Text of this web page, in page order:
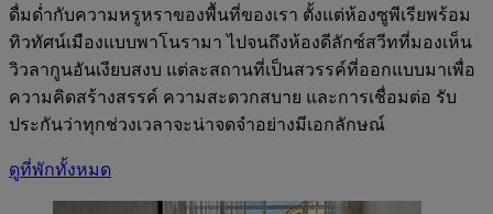
ดื่มด่ำกับความหรูหราของพื้นที่ของเรา ตั้งแต่ห้องซูพีเรียพร้อม
ทิวทัศน์เมืองแบบพาโนรามา ไปจนถึงห้องดีลักซ์สวีทที่มองเห็น
วิวลากูนอันเงียบสงบ แต่ละสถานที่เป็นสวรรค์ที่ออกแบบมาเพื่อ
ความคิดสร้างสรรค์ ความสะดวกสบาย และการเชื่อมต่อ รับ
ประกันว่าทุกช่วงเวลาจะน่าจดจำอย่างมีเอกลักษณ์
ดูที่พักทั้งหมด